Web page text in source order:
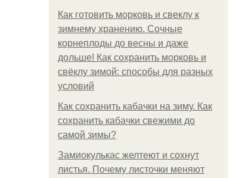
Как готовить морковь и свеклу к
зимнему хранению. Сочные
корнеплоды до весны и даже
дольше! Как сохранить морковь и
свёклу зимой: способы для разных
условий
Как сохранить кабачки на зиму. Как
сохранить кабачки свежими до
самой зимы?
Замиокулькас желтеют и сохнут
листья. Почему листочки меняют